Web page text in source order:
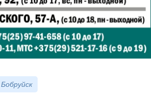
Бобруйск